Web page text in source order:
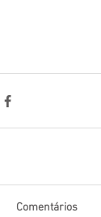
Comentários